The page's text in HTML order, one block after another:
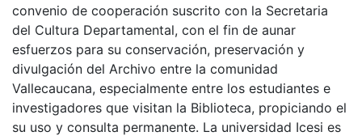
convenio de cooperación suscrito con la Secretaria
del Cultura Departamental, con el fin de aunar
esfuerzos para su conservación, preservación y
divulgación del Archivo entre la comunidad
Vallecaucana, especialmente entre los estudiantes e
investigadores que visitan la Biblioteca, propiciando el
su uso y consulta permanente. La universidad Icesi es